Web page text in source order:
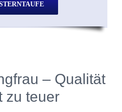
– Qualität
zu teuer